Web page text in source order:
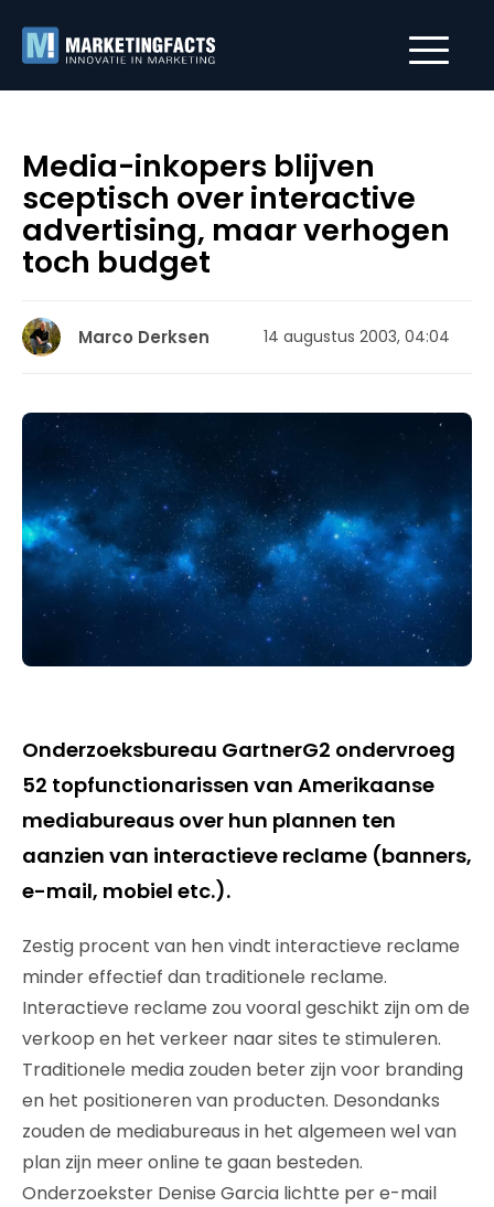
Media-inkopers blijven
sceptisch over interactive
advertising, maar verhogen
toch budget
Marco Derksen 14 augustus 2003, 04:04
Onderzoeksbureau GartnerG2 ondervroeg
52 topfunctionarissen van Amerikaanse
mediabureaus over hun plannen ten
aanzien van interactieve reclame (banners,
e-mail, mobiel etc.).
Zestig procent van hen vindt interactieve reclame
minder effectief dan traditionele reclame.
Interactieve reclame zou vooral geschikt zijn om de
verkoop en het verkeer naar sites te stimuleren.
Traditionele media zouden beter zijn voor branding
en het positioneren van producten. Desondanks
zouden de mediabureaus in het algemeen wel van
plan zijn meer online te gaan besteden.
Onderzoekster Denise Garcia lichtte per e-mail